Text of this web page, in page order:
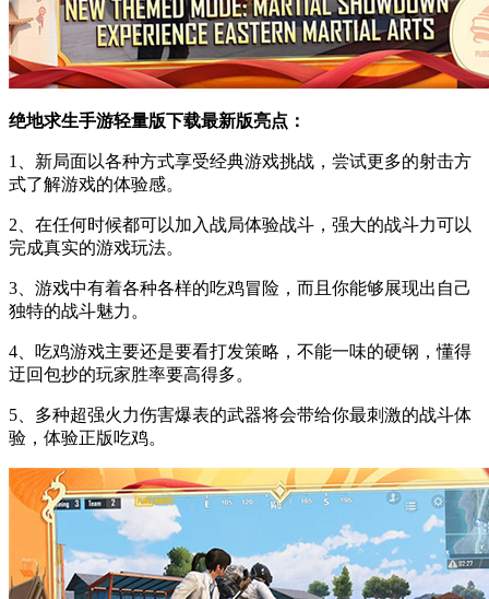
绝地求生手游轻量版下载最新版亮点：
1、新局面以各种方式享受经典游戏挑战，尝试更多的射击方
式了解游戏的体验感。
2、在任何时候都可以加入战局体验战斗，强大的战斗力可以
完成真实的游戏玩法。
3、游戏中有着各种各样的吃鸡冒险，而且你能够展现出自己
独特的战斗魅力。
4、吃鸡游戏主要还是要看打发策略，不能一味的硬钢，懂得
迂回包抄的玩家胜率要高得多。
5、多种超强火力伤害爆表的武器将会带给你最刺激的战斗体
验，体验正版吃鸡。